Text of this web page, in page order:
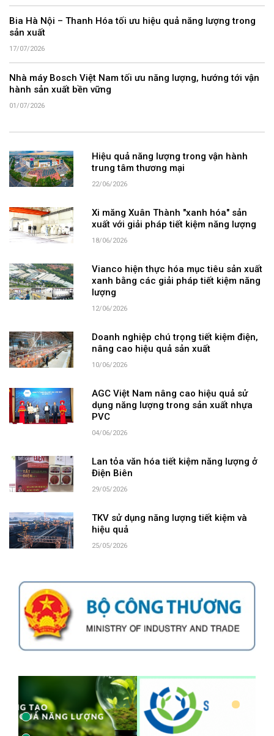
Bia Hà Nội – Thanh Hóa tối ưu hiệu quả năng lượng trong
sản xuất
17/07/2026
Nhà máy Bosch Việt Nam tối ưu năng lượng, hướng tới vận
hành sản xuất bền vững
01/07/2026
Hiệu quả năng lượng trong vận hành
trung tâm thương mại
22/06/2026
Xi măng Xuân Thành "xanh hóa" sản
xuất với giải pháp tiết kiệm năng lượng
18/06/2026
Vianco hiện thực hóa mục tiêu sản xuất
xanh bằng các giải pháp tiết kiệm năng
lượng
12/06/2026
Doanh nghiệp chú trọng tiết kiệm điện,
nâng cao hiệu quả sản xuất
10/06/2026
AGC Việt Nam nâng cao hiệu quả sử
dụng năng lượng trong sản xuất nhựa
PVC
04/06/2026
Lan tỏa văn hóa tiết kiệm năng lượng ở
Điện Biên
29/05/2026
TKV sử dụng năng lượng tiết kiệm và
hiệu quả
25/05/2026